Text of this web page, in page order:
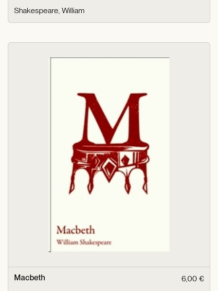
Shakespeare, William
Macbeth 6,00 €